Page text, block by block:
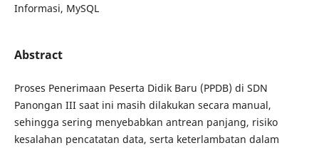
Informasi, MySQL
Abstract
Proses Penerimaan Peserta Didik Baru (PPDB) di SDN
Panongan III saat ini masih dilakukan secara manual,
sehingga sering menyebabkan antrean panjang, risiko
kesalahan pencatatan data, serta keterlambatan dalam